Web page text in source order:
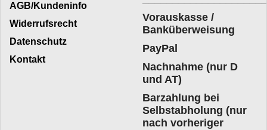
AGB/Kundeninfo
Widerrufsrecht
Datenschutz
Kontakt
Vorauskasse /
Banküberweisung
PayPal
Nachnahme (nur D
und AT)
Barzahlung bei
Selbstabholung (nur
nach vorheriger